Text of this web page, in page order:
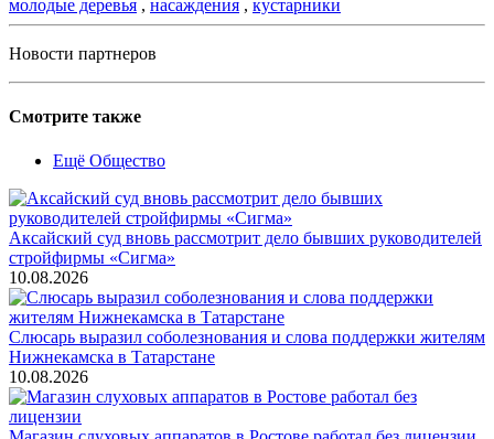
молодые деревья , насаждения , кустарники
Новости партнеров
Смотрите также
Ещё Общество
Аксайский суд вновь рассмотрит дело бывших руководителей
стройфирмы «Сигма»
10.08.2026
Слюсарь выразил соболезнования и слова поддержки жителям
Нижнекамска в Татарстане
10.08.2026